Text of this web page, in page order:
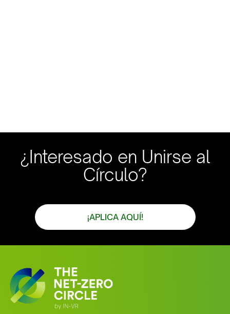
¿Interesado en Unirse al
Círculo?
¡APLICA AQUÍ!